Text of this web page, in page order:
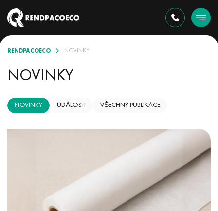
RENDPACOECO NOVINKY
NOVINKY
NOVINKY UDÁLOSTI VŠECHNY PUBLIKACE